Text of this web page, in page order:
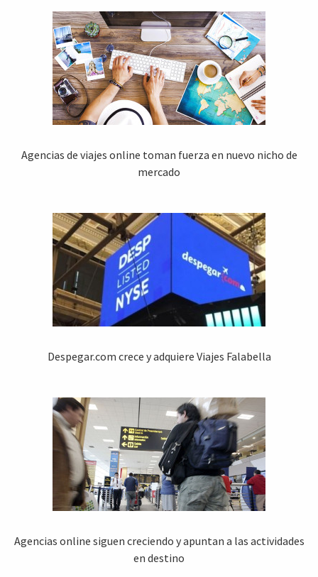
Agencias de viajes online toman fuerza en nuevo nicho de
mercado
Despegar.com crece y adquiere Viajes Falabella
Agencias online siguen creciendo y apuntan a las actividades
en destino